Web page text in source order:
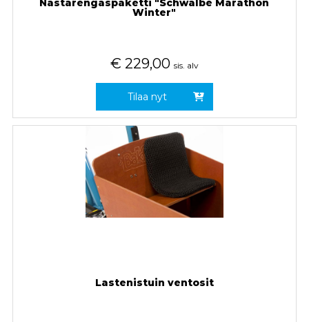
Nastarengaspaketti "Schwalbe Marathon
Winter"
€ 229,00 sis. alv
Tilaa nyt
Lastenistuin ventosit